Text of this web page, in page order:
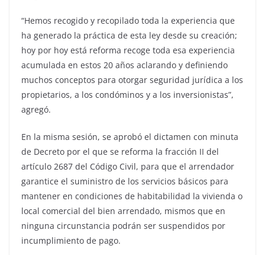
“Hemos recogido y recopilado toda la experiencia que
ha generado la práctica de esta ley desde su creación;
hoy por hoy está reforma recoge toda esa experiencia
acumulada en estos 20 años aclarando y definiendo
muchos conceptos para otorgar seguridad jurídica a los
propietarios, a los condóminos y a los inversionistas”,
agregó.
En la misma sesión, se aprobó el dictamen con minuta
de Decreto por el que se reforma la fracción II del
artículo 2687 del Código Civil, para que el arrendador
garantice el suministro de los servicios básicos para
mantener en condiciones de habitabilidad la vivienda o
local comercial del bien arrendado, mismos que en
ninguna circunstancia podrán ser suspendidos por
incumplimiento de pago.